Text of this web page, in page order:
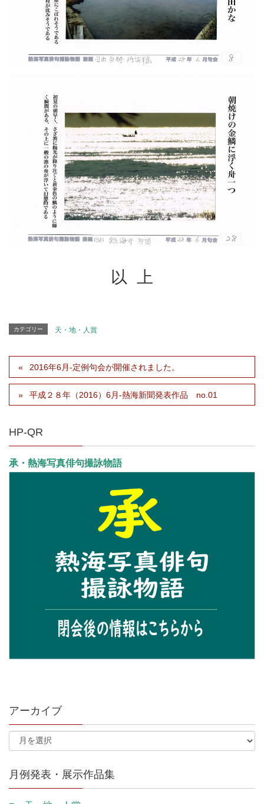
以 上
カテゴリー 天・地・人賞
2016年6月-定例句会が開催されました。
平成２８年（2016）6月-熱海新聞発表作品 no.01
HP-QR
承・熱海写真俳句撮詠物語
アーカイブ
月例発表・展示作品集